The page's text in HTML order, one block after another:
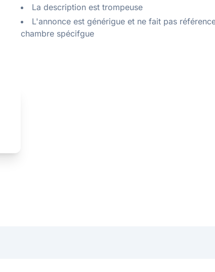
La description est trompeuse
L'annonce est générigue et ne fait pas
chambre spécifgue